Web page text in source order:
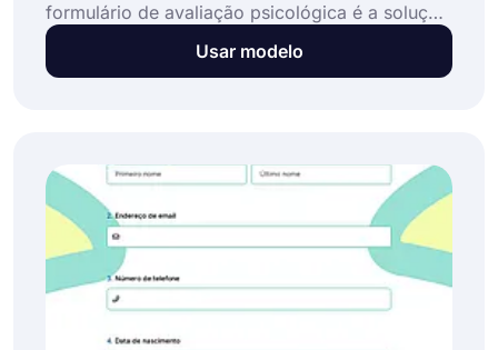
formulário de avaliação psicológica é a solução
para este problema. Um formulário de
avaliação psicológica bem projetado ajuda a:
Usar modelo